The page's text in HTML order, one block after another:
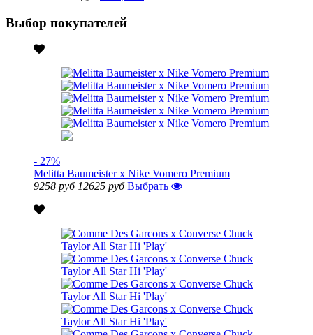
Выбор покупателей
- 27%
Melitta Baumeister x Nike Vomero Premium
9258 руб 12625 руб Выбрать